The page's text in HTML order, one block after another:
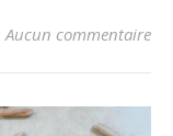
Aucun commentaire